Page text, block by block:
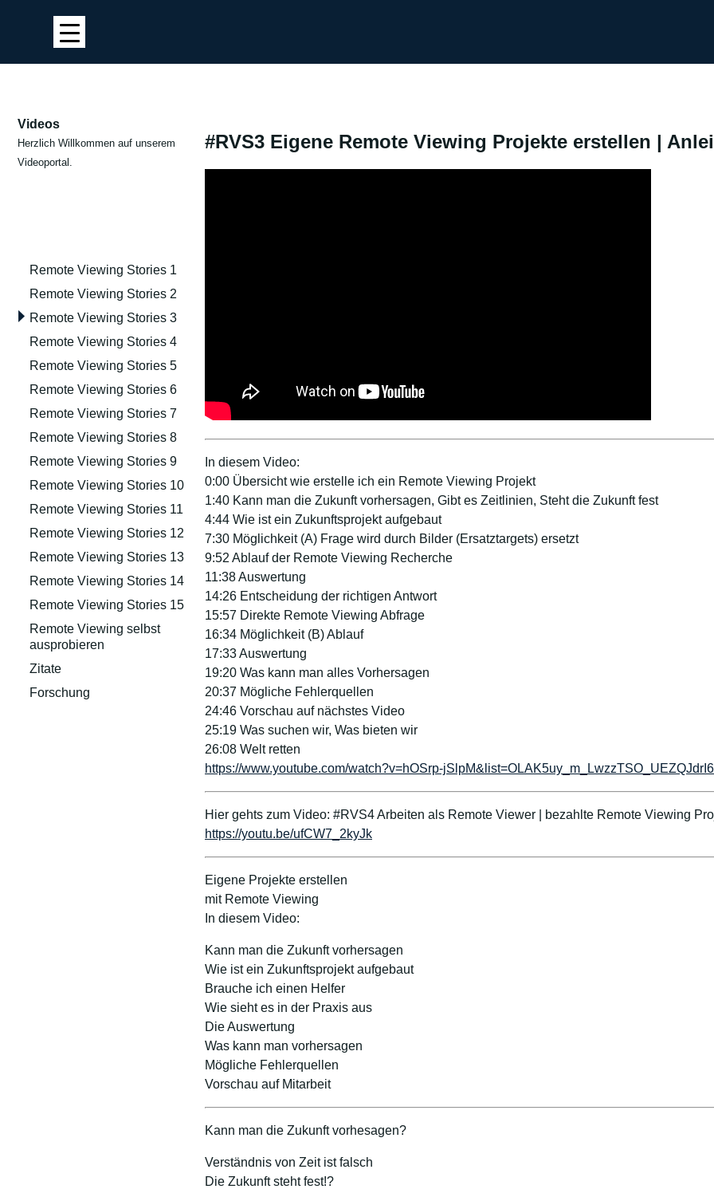
Videos
Herzlich Willkommen auf unserem
Videoportal.
Remote Viewing Stories 1
Remote Viewing Stories 2
Remote Viewing Stories 3
Remote Viewing Stories 4
Remote Viewing Stories 5
Remote Viewing Stories 6
Remote Viewing Stories 7
Remote Viewing Stories 8
Remote Viewing Stories 9
Remote Viewing Stories 10
Remote Viewing Stories 11
Remote Viewing Stories 12
Remote Viewing Stories 13
Remote Viewing Stories 14
Remote Viewing Stories 15
Remote Viewing selbst
ausprobieren
Zitate
Forschung
#RVS3 Eigene Remote Viewing Projekte erstellen |
In diesem Video:
0:00 Übersicht wie erstelle ich ein Remote Viewing Projekt
1:40 Kann man die Zukunft vorhersagen, Gibt es Zeitlinien, Steht die Zukunft fest
4:44 Wie ist ein Zukunftsprojekt aufgebaut
7:30 Möglichkeit (A) Frage wird durch Bilder (Ersatztargets) ersetzt
9:52 Ablauf der Remote Viewing Recherche
11:38 Auswertung
14:26 Entscheidung der richtigen Antwort
15:57 Direkte Remote Viewing Abfrage
16:34 Möglichkeit (B) Ablauf
17:33 Auswertung
19:20 Was kann man alles Vorhersagen
20:37 Mögliche Fehlerquellen
24:46 Vorschau auf nächstes Video
25:19 Was suchen wir, Was bieten wir
26:08 Welt retten
https://www.youtube.com/watch?v=hOSrp-
Hier gehts zum Video: #RVS4 Arbeiten als Remote Viewer | bezahlte Remote Viewing
https://youtu.be/ufCW7_2kyJk
Eigene Projekte erstellen
mit Remote Viewing
In diesem Video:
Kann man die Zukunft vorhersagen
Wie ist ein Zukunftsprojekt aufgebaut
Brauche ich einen Helfer
Wie sieht es in der Praxis aus
Die Auswertung
Was kann man vorhersagen
Mögliche Fehlerquellen
Vorschau auf Mitarbeit
Kann man die Zukunft vorhesagen?
Verständnis von Zeit ist falsch
Die Zukunft steht fest!?